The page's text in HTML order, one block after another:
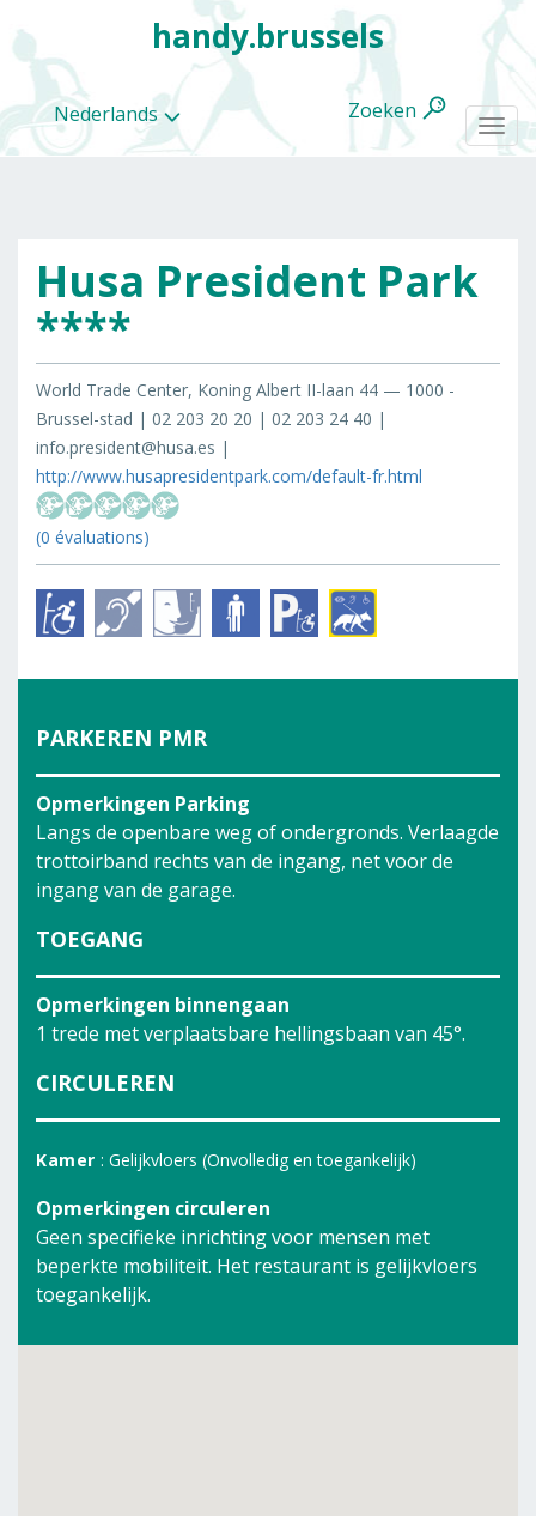
Nederlands
handy.brussels
Zoeken
Husa President Park
****
World Trade Center, Koning Albert II-laan 44 — 1000 -
Brussel-stad | 02 203 20 20 | 02 203 24 40 |
info.president@husa.es |
http://www.husapresidentpark.com/default-fr.html
(0 évaluations)
PARKEREN PMR
Opmerkingen Parking
Langs de openbare weg of ondergronds. Verlaagde
trottoirband rechts van de ingang, net voor de
ingang van de garage.
TOEGANG
Opmerkingen binnengaan
1 trede met verplaatsbare hellingsbaan van 45°.
CIRCULEREN
Kamer : Gelijkvloers (Onvolledig en toegankelijk)
Opmerkingen circuleren
Geen specifieke inrichting voor mensen met
beperkte mobiliteit. Het restaurant is gelijkvloers
toegankelijk.
Alle
categorieën